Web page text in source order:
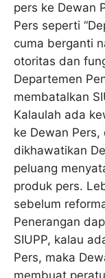
pers ke Dewan
Pers seperti
cuma berganti
otoritas dan
Departemen
membatalkan
Kalaulah ada
ke Dewan Pers,
dikhawatikan
peluang
produk pers.
sebelum
Penerangan
SIUPP, kalau
Pers, maka